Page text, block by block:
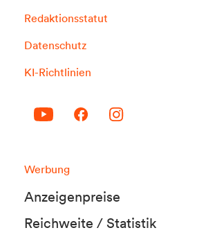
Redaktionsstatut
Datenschutz
KI-Richtlinien
Werbung
Anzeigenpreise
Reichweite / Statistik